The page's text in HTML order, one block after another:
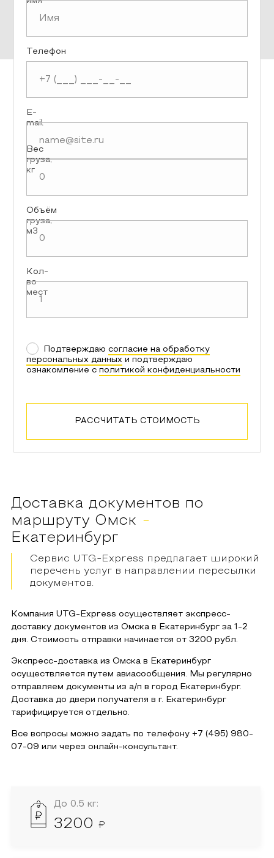
Телефон
E-
mail
Вес
груза,
кг
Объём
груза,
м3
Кол-
во
мест
Подтверждаю согласие на обработку
персональных данных и подтверждаю
ознакомление с политикой конфиденциальности
РАССЧИТАТЬ СТОИМОСТЬ
Доставка документов по
маршруту Омск -
Екатеринбург
Сервис UTG-Express предлагает широкий
перечень услуг в направлении пересылки
документов.
Компания UTG-Express осуществляет экспресс-
доставку документов из Омскав Екатеринбургза 1-2
дня. Стоимость отправки начинается от 3200 рубл.
Экспресс-доставка из Омскав
Екатеринбург
осуществляется путем авиасообщения. Мы регулярно
отправляем документы из а/п в город Екатеринбург.
Доставка до двери получателя в г.
Екатеринбург
тарифицируется отдельно.
Все вопросы можно задать по телефону +7 (495) 980-
07-09 или через онлайн-консультант.
До 0.5 кг:
3200 ₽